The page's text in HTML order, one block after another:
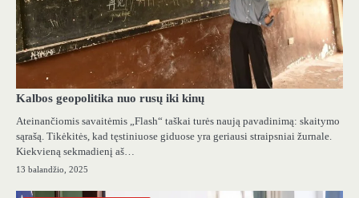
Kalbos geopolitika nuo rusų iki kinų
Ateinančiomis savaitėmis „Flash“ taškai turės naują pavadinimą: skaitymo
sąrašą. Tikėkitės, kad tęstiniuose giduose yra geriausi straipsniai žurnale.
Kiekvieną sekmadienį aš…
13 balandžio, 2025